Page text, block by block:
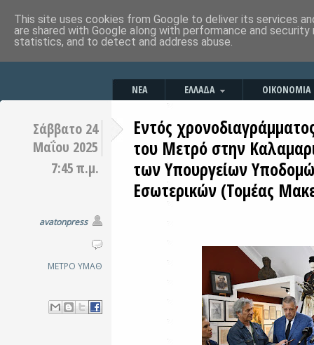
ΝΕΑ ΕΛΛΑΔΑ ΟΙΚΟΝΟΜΙΑ
Σάββατο 24
Μαΐου 2025
7:45 π.μ.
avatonpress
ΜΕΤΡΟ ΥΜΑΘ
Εντός
του Μετρό στην
των Υπουργείων
Εσωτερικών (Τομέας
This site uses cookies from Google to deliver its services
are shared with Google along with performance and
statistics, and to detect and address abuse.